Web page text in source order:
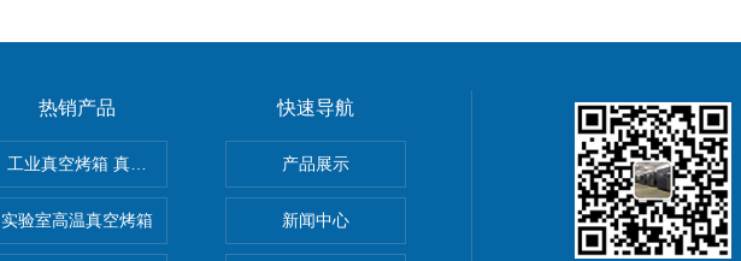
热销产品
工业真空烤箱 真空烘箱
实验室高温真空烤箱
快速导航
产品展示
新闻中心